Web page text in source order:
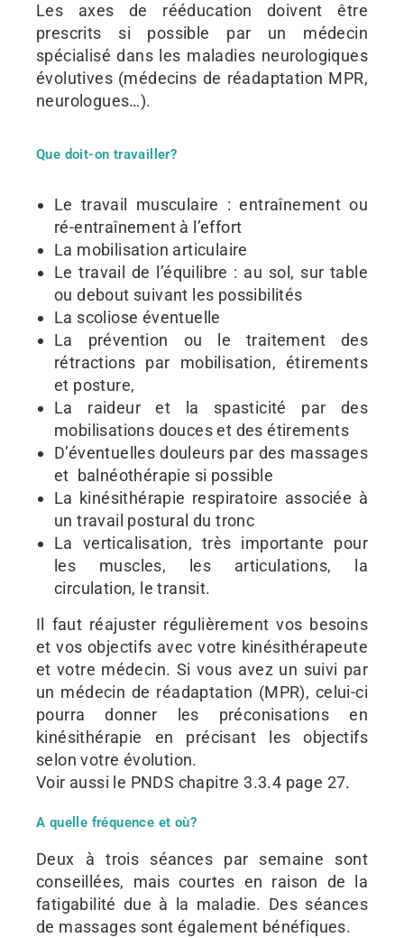
Les axes de rééducation doivent être
prescrits si possible par un médecin
spécialisé dans les maladies neurologiques
évolutives (médecins de réadaptation MPR,
neurologues…).
Que doit-on travailler?
Le travail musculaire : entraînement ou
ré-entraînement à l’effort
La mobilisation articulaire
Le travail de l’équilibre : au sol, sur table
ou debout suivant les possibilités
La scoliose éventuelle
La prévention ou le traitement des
rétractions par mobilisation, étirements
et posture,
La raideur et la spasticité par des
mobilisations douces et des étirements
D’éventuelles douleurs par des massages
et balnéothérapie si possible
La kinésithérapie respiratoire associée à
un travail postural du tronc
La verticalisation, très importante pour
les muscles, les articulations, la
circulation, le transit.
Il faut réajuster régulièrement vos besoins
et vos objectifs avec votre kinésithérapeute
et votre médecin. Si vous avez un suivi par
un médecin de réadaptation (MPR), celui-ci
pourra donner les préconisations en
kinésithérapie en précisant les objectifs
selon votre évolution.
Voir aussi le PNDS chapitre 3.3.4 page 27.
A quelle fréquence et où?
Deux à trois séances par semaine sont
conseillées, mais courtes en raison de la
fatigabilité due à la maladie. Des séances
de massages sont également bénéfiques.